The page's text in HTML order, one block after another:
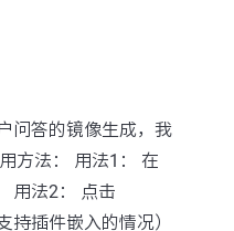
问答的镜像生成，我
方法： 用法1： 在
用法2： 点击
持插件嵌入的情况）